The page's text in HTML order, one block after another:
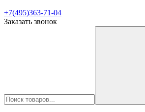
+7(495)363-71-04
Заказать звонок